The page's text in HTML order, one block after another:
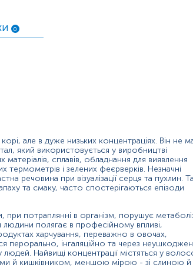
групах ризику інтоксикації талієм;
талію.
0
але в дуже низьких концентраціях. Він не
який використовується у виробництві
сплавів, обладнання для виявлення
і зелених феєрверків. Незначні
речовина при візуалізації серця та пухлин.
та смаку, часто спостерігаються епізоди
при потраплянні в організм, порушує
людини полягає в професійному впливі,
харчування, переважно в овочах,
перорально, інгаляційно та через
Найвищі концентрації містяться у
й кишківником, меншою мірою - зі слиною й